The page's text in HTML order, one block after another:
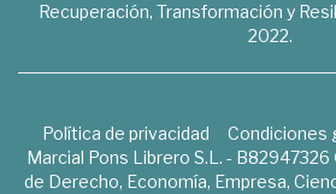
Recuperación, Transformación y
2022.
Política de privacidad Condiciones
Marcial Pons Librero S.L. -
de Derecho, Economía, Empresa,